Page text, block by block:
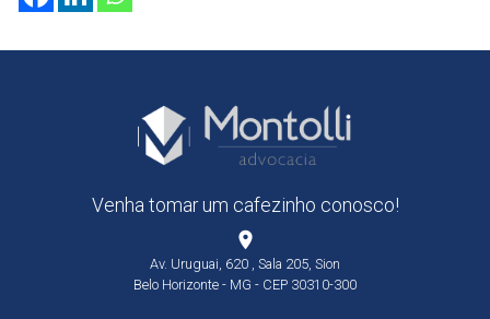
Venha tomar um cafezinho conosco!
place
Av. Uruguai, 620 , Sala 205, Sion
Belo Horizonte - MG - CEP 30310-300